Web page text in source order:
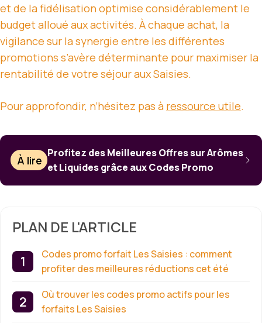
et de la fidélisation optimise considérablement le
budget alloué aux activités. À chaque achat, la
vigilance sur la synergie entre les différentes
promotions s’avère déterminante pour maximiser la
rentabilité de votre séjour aux Saisies.
Pour approfondir, n’hésitez pas à ressource utile.
À lire
Profitez des Meilleures Offres sur Arômes
et Liquides grâce aux Codes Promo
PLAN DE L'ARTICLE
Codes promo forfait Les Saisies : comment
profiter des meilleures réductions cet été
Où trouver les codes promo actifs pour les
forfaits Les Saisies